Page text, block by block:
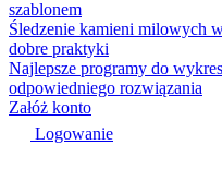
szablonem
Śledzenie kamieni milowych
dobre praktyki
Najlepsze programy do
odpowiedniego rozwiązania
Załóż konto
Logowanie